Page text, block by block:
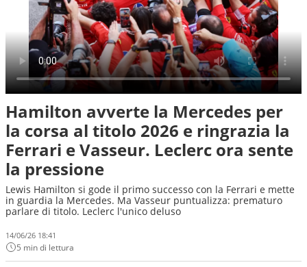
Hamilton avverte la Mercedes per
la corsa al titolo 2026 e ringrazia la
Ferrari e Vasseur. Leclerc ora sente
la pressione
Lewis Hamilton si gode il primo successo con la Ferrari e mette
in guardia la Mercedes. Ma Vasseur puntualizza: prematuro
parlare di titolo. Leclerc l'unico deluso
14/06/26 18:41
5 min di lettura